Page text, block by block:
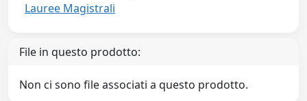
Lauree Magistrali
File in questo prodotto:
Non ci sono file associati a questo prodotto.